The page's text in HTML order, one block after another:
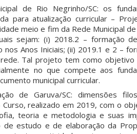
de Rio Negrinho/SC: os
para atualização curricular –
meio e fim da Rede Municipal de
sejam: (i) 2018.2 – formação
Anos Iniciais; (ii) 2019.1 e 2 –
Tal projeto tem como objetivo
no que compete aos
municipal curricular.
de Garuva/SC: dimensões
realizado em 2019, com o
teoria e metodologia e suas
estudo e de elaboração da